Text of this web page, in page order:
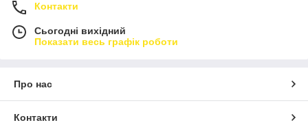
Контакти
Сьогодні вихідний
Показати весь графік роботи
Про нас
Контакти